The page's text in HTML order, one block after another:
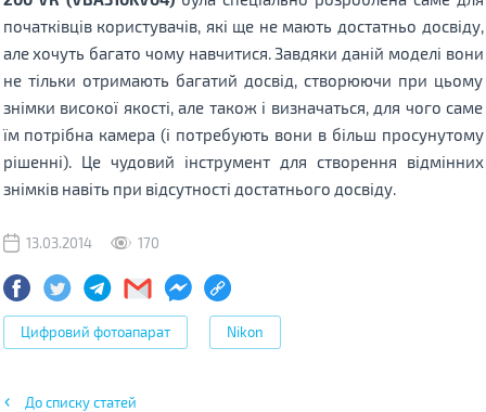
початківців користувачів, які ще не мають достатньо досвіду,
але хочуть багато чому навчитися. Завдяки даній моделі вони
не тільки отримають багатий досвід, створюючи при цьому
знімки високої якості, але також і визначаться, для чого саме
їм потрібна камера (і потребують вони в більш просунутому
рішенні). Це чудовий інструмент для створення відмінних
знімків навіть при відсутності достатнього досвіду.
13.03.2014 170
Цифровий фотоапарат Nikon
До списку статей